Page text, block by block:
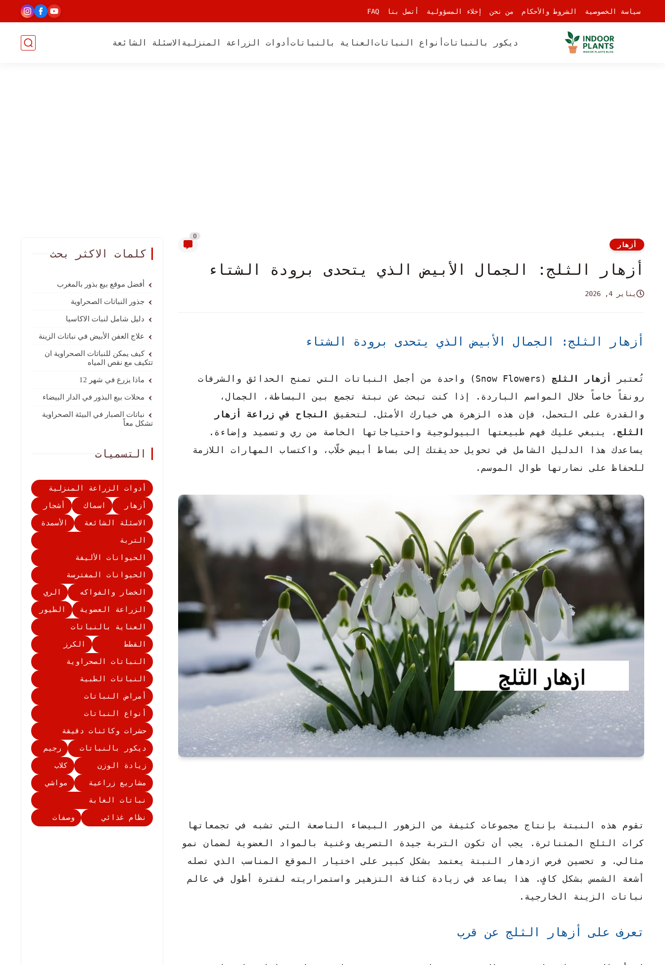
سياسة الخصوصية
الشروط والأحكام من نحن إخلاء المسؤولية أتصل بنا FAQ
ديكور بالنباتات أنواع النباتات العناية بالنباتات أدوات الزراعة المنزلية الاسئلة الشائعة
أزهار
0
أزهار الثلج: الجمال الأبيض الذي يتحدى برودة الشتاء
يناير 4, 2026
أزهار الثلج: الجمال الأبيض الذي يتحدى برودة الشتاء
تُعتبر أزهار الثلج
(Snow Flowers) واحدة من أجمل النباتات التي تمنح الحدائق والشرفات
رونقاً خاصاً خلال المواسم الباردة. إذا كنت تبحث عن نبتة تجمع بين البساطة، الجمال،
والقدرة على التحمل، فإن هذه الزهرة هي خيارك الأمثل. لتحقيق
النجاح في زراعة أزهار
الثلج، ينبغي عليك فهم طبيعتها البيولوجية واحتياجاتها الخاصة من ري وتسميد وإضاءة.
يساعدك هذا الدليل الشامل في تحويل حديقتك إلى بساط أبيض خلّاب، واكتساب المهارات اللازمة
للحفاظ على نضارتها طوال الموسم.
تقوم هذه النبتة بإنتاج مجموعات كثيفة من الزهور البيضاء الناصعة التي تشبه في تجمعاتها
كرات الثلج المتناثرة. يجب أن تكون التربة جيدة التصريف وغنية بالمواد العضوية لضمان نمو
مثالي. و تحسين فرص ازدهار النبتة يعتمد بشكل كبير على اختيار الموقع المناسب الذي تصله
أشعة الشمس بشكل كافٍ. هذا يساعد في زيادة كثافة التزهير واستمراريته لفترة أطول في عالم
نباتات الزينة الخارجية.
تعرف على أزهار الثلج عن قرب
كلمات الاكثر بحث
أفضل موقع بيع بذور بالمغرب
جذور النباتات الصحراوية
دليل شامل لنبات الاكاسيا
علاج العفن الأبيض في نباتات الزينة
كيف يمكن للنباتات الصحراوية ان
تتكيف مع نقص المياه
ماذا يزرع في شهر 12
محلات بيع البذور في الدار البيضاء
نباتات الصبار في البيئة الصحراوية
تشكل معاً
التسميات
أدوات الزراعة المنزلية
أزهار
اسماك
أشجار
الاسئلة الشائعة
الأسمدة
التربة
الحيوانات الأليفة
الحيوانات المفترسة
الخضار والفواكه
الري
الزراعة العضوية
الطيور
العناية بالنباتات
القطط
الكرز
النباتات الصحراوية
النباتات الطبية
أمراض النباتات
أنواع النباتات
حشرات وكائنات دقيقة
ديكور بالنباتات
رجيم
زيادة الوزن
كلاب
مشاريع زراعية
مواشي
نباتات الغابة
نظام غذائي
وصفات